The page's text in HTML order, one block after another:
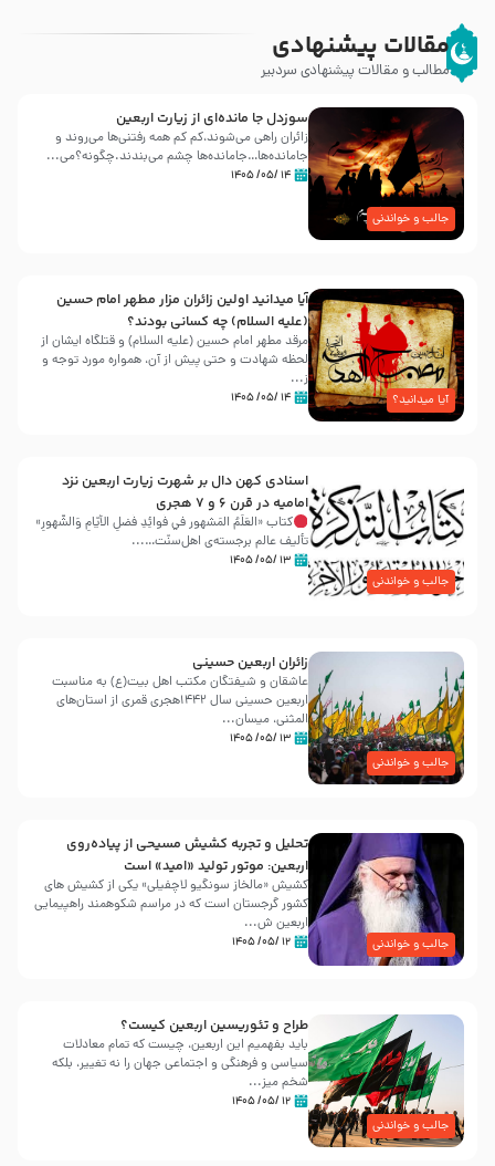
مقالات پیشنهادی
مطالب و مقالات پیشنهادی سردبیر
جالب و خواندنی
سوزدل جا مانده‌ای از زیارت اربعین
زائران راهی می‌شوند،کم‌ کم همه رفتنی‌ها می‌روند و
جامانده‌ها…جامانده‌ها چشم می‌بندند.چگونه؟می‌...
۱۴ /۰۵/ ۱۴۰۵
آیا میدانید؟
آیا میدانید اولین زائران مزار مطهر امام حسین
(علیه السلام) چه کسانی بودند؟
مرقد مطهر امام حسین (علیه السلام) و قتلگاه ایشان از
لحظه شهادت و حتی پیش از آن، همواره مورد توجه و
ز...
۱۴ /۰۵/ ۱۴۰۵
جالب و خواندنی
اسنادی کهن دال بر شهرت زیارت اربعین نزد
امامیه در قرن ۶ و ۷ هجری
کتاب «العَلَمُ المَشهور في فَوائِدِ فَضلِ الأيّامِ وَالشُّهورِ»
تألیف عالم برجسته‌ی اهل‌سنّت…...
۱۳ /۰۵/ ۱۴۰۵
جالب و خواندنی
زائران اربعین حسینی
عاشقان و شیفتگان مکتب اهل بیت(ع) به مناسبت
اربعین حسینی سال ۱۴۴۲هجری قمری از استان‌های
المثنی، میسان...
۱۳ /۰۵/ ۱۴۰۵
جالب و خواندنی
تحلیل و تجربه کشیش مسیحی از پیاده‌روی
اربعین: موتور تولید «امید» است
کشیش «مالخاز سونگیو لاچفیلی» یکی از کشیش های
کشور گرجستان است که در مراسم شکوهمند راهپیمایی
اربعین ش...
۱۲ /۰۵/ ۱۴۰۵
جالب و خواندنی
طراح و تئوریسین اربعین کیست؟
باید بفهمیم این اربعین، چیست که تمام معادلات
سیاسی و فرهنگی و اجتماعی جهان را نه تغییر، بلکه
شخم میز...
۱۲ /۰۵/ ۱۴۰۵